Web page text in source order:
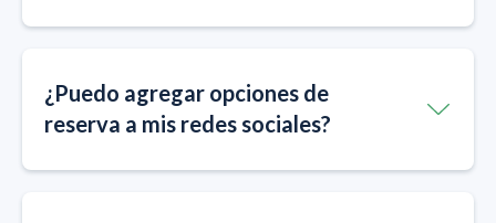
¿Puedo agregar opciones de
reserva a mis redes sociales?